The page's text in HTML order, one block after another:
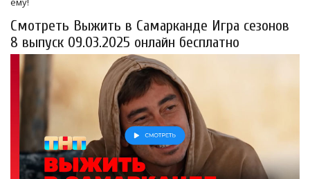
Смотреть Выжить в Самарканде Игра сезонов
8 выпуск 09.03.2025 онлайн бесплатно